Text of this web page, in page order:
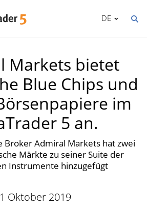
DE
Markets bietet
Blue Chips und
im
5 an.
Broker Admiral Markets hat zwei
Märkte zu seiner Suite der
Instrumente hinzugefügt
Oktober 2019